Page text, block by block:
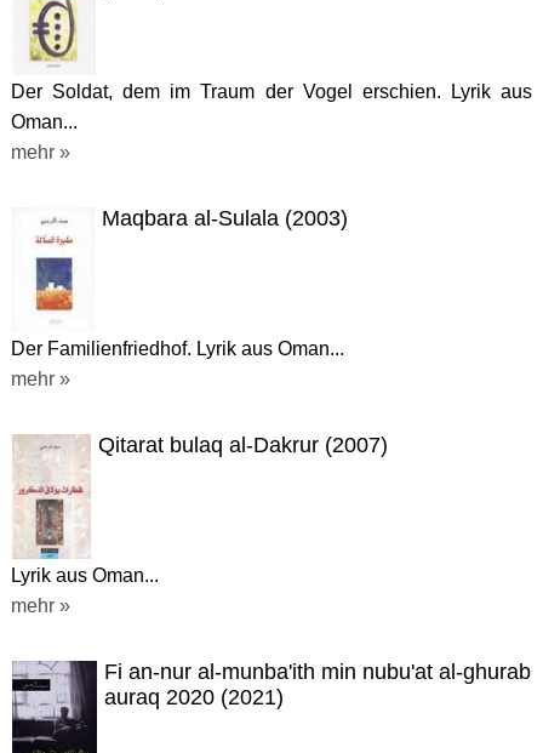
Der Soldat, dem im Traum der Vogel erschien. Lyrik aus
Oman...
mehr »
Maqbara al-Sulala (2003)
Der Familienfriedhof. Lyrik aus Oman...
mehr »
Qitarat bulaq al-Dakrur (2007)
Lyrik aus Oman...
mehr »
Fi an-nur al-munba'ith min nubu'at al-ghurab
auraq 2020 (2021)